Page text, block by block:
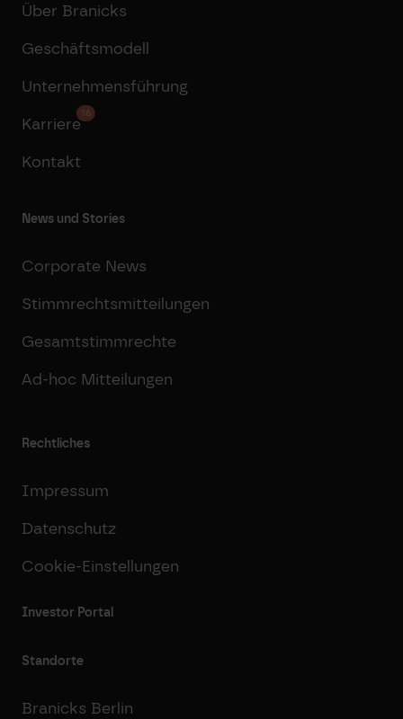
Über Branicks
Geschäftsmodell
Unternehmensführung
Karriere
16
Kontakt
News und Stories
Corporate News
Stimmrechtsmitteilungen
Gesamtstimmrechte
Ad-hoc Mitteilungen
Rechtliches
Impressum
Datenschutz
Cookie-Einstellungen
Investor Portal
Standorte
Branicks Berlin